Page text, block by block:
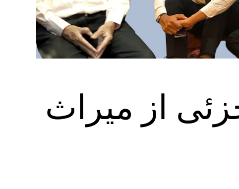
از میراث